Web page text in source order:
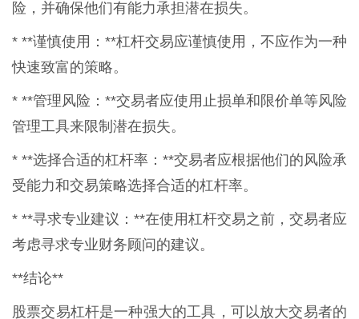
险，并确保他们有能力承担潜在损失。
* **谨慎使用：**杠杆交易应谨慎使用，不应作为一种
快速致富的策略。
* **管理风险：**交易者应使用止损单和限价单等风险
管理工具来限制潜在损失。
* **选择合适的杠杆率：**交易者应根据他们的风险承
受能力和交易策略选择合适的杠杆率。
* **寻求专业建议：**在使用杠杆交易之前，交易者应
考虑寻求专业财务顾问的建议。
**结论**
股票交易杠杆是一种强大的工具，可以放大交易者的